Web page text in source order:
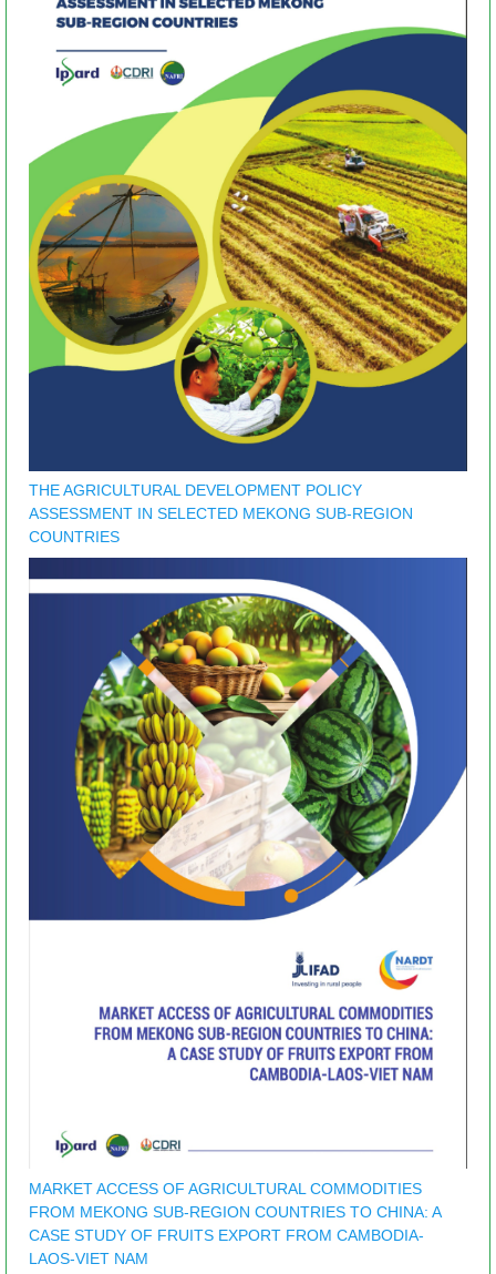
THE AGRICULTURAL DEVELOPMENT POLICY
ASSESSMENT IN SELECTED MEKONG SUB-REGION
COUNTRIES
MARKET ACCESS OF AGRICULTURAL COMMODITIES
FROM MEKONG SUB-REGION COUNTRIES TO CHINA: A
CASE STUDY OF FRUITS EXPORT FROM CAMBODIA-
LAOS-VIET NAM